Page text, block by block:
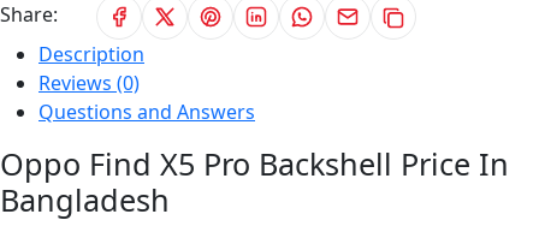
Share:
Description
Reviews (0)
Questions and Answers
Oppo Find X5 Pro Backshell Price In
Bangladesh